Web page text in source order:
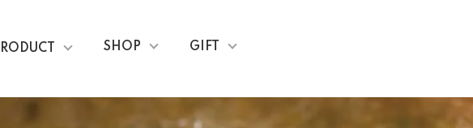
SHOP GIFT